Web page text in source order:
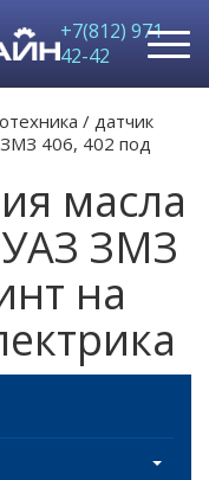
+7(812) 971-
42-42
/ датчик
ЗМЗ 406, 402 под
масла
УАЗ ЗМЗ
на